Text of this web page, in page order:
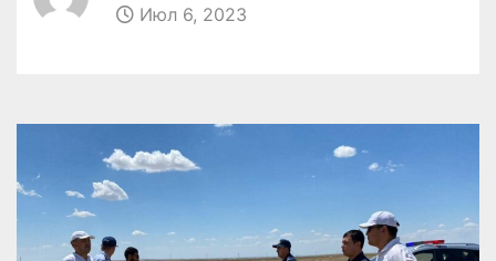
Июл 6, 2023